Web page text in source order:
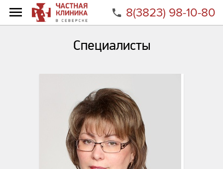
8(3823) 98-10-80
Специалисты